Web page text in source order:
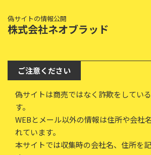
偽サイトの情報公開
株式会社ネオブラッド
ご注意ください
偽サイトは商売ではなく詐欺をしてい
す。
WEBとメール以外の情報は住所や会社
れています。
本サイトでは収集時の会社名、住所を